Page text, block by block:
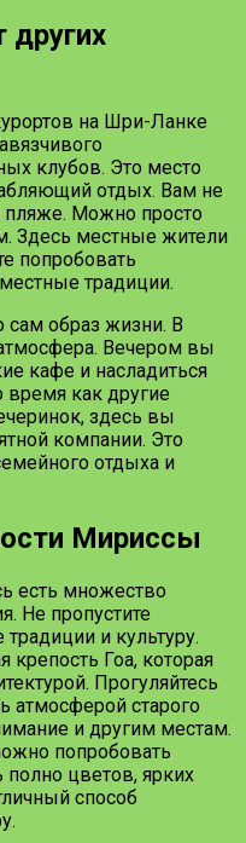
на Шри-Ланке
клубов. Это место
отдых. Вам не
пляже. Можно просто
Здесь местные жители
попробовать
традиции.
сам образ жизни. В
Вечером вы
кафе и насладиться
как другие
здесь вы
компании. Это
отдыха и
Мириссы
есть множество
Не пропустите
и культуру.
Гоа, которая
Прогуляйтесь
атмосферой старого
и другим местам.
попробовать
цветов, ярких
способ